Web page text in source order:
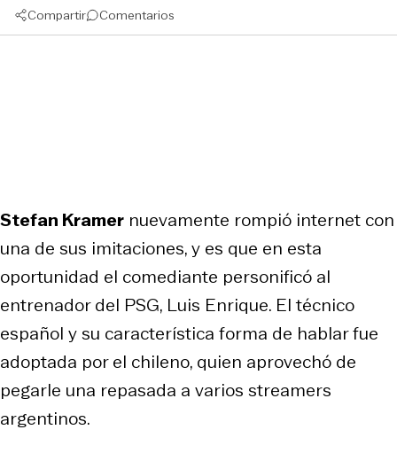
Compartir Comentarios
Stefan Kramer nuevamente rompió internet con
una de sus imitaciones, y es que en esta
oportunidad el comediante personificó al
entrenador del PSG, Luis Enrique. El técnico
español y su característica forma de hablar fue
adoptada por el chileno, quien aprovechó de
pegarle una repasada a varios streamers
argentinos.